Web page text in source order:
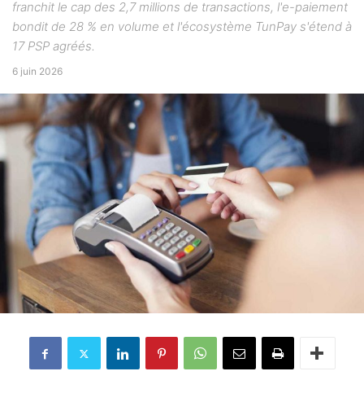
franchit le cap des 2,7 millions de transactions, l'e-paiement
bondit de 28 % en volume et l'écosystème TunPay s'étend à
17 PSP agréés.
6 juin 2026